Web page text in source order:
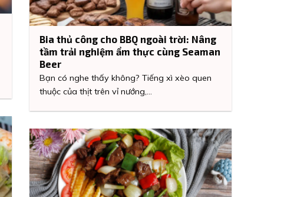
Bia thủ công cho BBQ ngoài trời: Nâng
tầm trải nghiệm ẩm thực cùng Seaman
Beer
Bạn có nghe thấy không? Tiếng xì xèo quen
thuộc của thịt trên vỉ nướng,...